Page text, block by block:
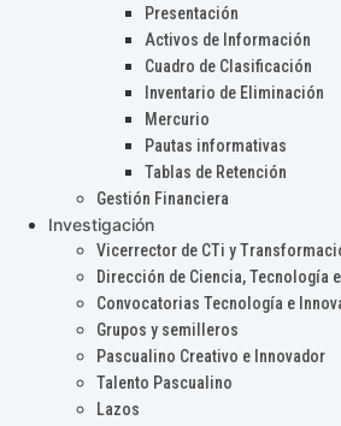
Presentación
Activos de Información
Cuadro de Clasificación
Inventario de Eliminación
Mercurio
Pautas informativas
Tablas de Retención
Gestión Financiera
Investigación
Vicerrector de CTi y
Dirección de Ciencia, Tecnología
Convocatorias Tecnología e
Grupos y semilleros
Pascualino Creativo e Innovador
Talento Pascualino
Lazos